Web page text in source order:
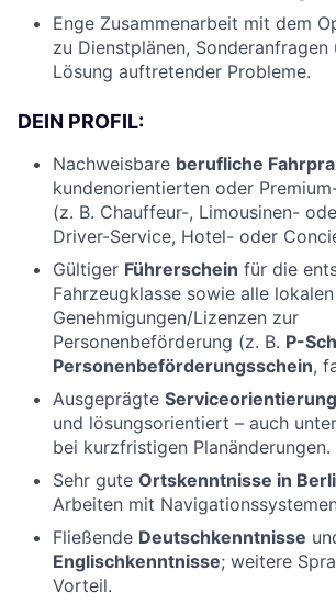
Enge Zusammenarbeit mit dem
zu Dienstplänen, Sonderanfragen
Lösung auftretender Probleme.
DEIN PROFIL:
Nachweisbare berufliche
kundenorientierten oder
(z. B. Chauffeur-, Limousinen-
Driver-Service, Hotel- oder
Gültiger Führerschein für die
Fahrzeugklasse sowie alle lokalen
Genehmigungen/Lizenzen zur
Personenbeförderung (z. B. P-
Personenbeförderungsschein,
Ausgeprägte Serviceorientierung
und lösungsorientiert – auch
bei kurzfristigen Planänderungen.
Sehr gute Ortskenntnisse in
Arbeiten mit
Fließende Deutschkenntnisse
Englischkenntnisse; weitere
Vorteil.